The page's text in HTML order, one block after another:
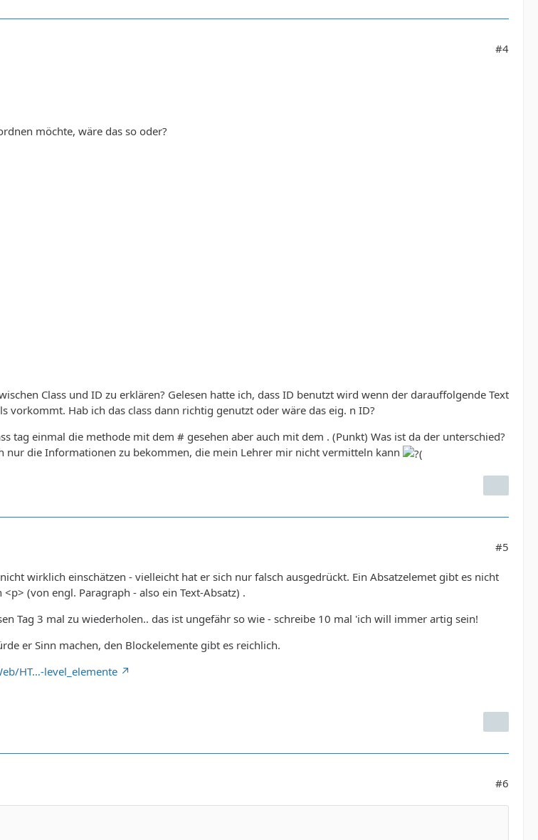
#4
möchte, wäre das so oder?
Class und ID zu erklären? Gelesen hatte ich, dass ID benutzt wird wenn der darauffolgende Text
vorkommt. Hab ich das class dann richtig genutzt oder wäre das eig. n ID?
tag einmal die methode mit dem # gesehen aber auch mit dem . (Punkt) Was ist da der unterschied?
nur die Informationen zu bekommen, die mein Lehrer mir nicht vermitteln kann
#5
wirklich einschätzen - vielleicht hat er sich nur falsch ausgedrückt. Ein Absatzelemet gibt es nicht
(von engl. Paragraph - also ein Text-Absatz) .
Tag 3 mal zu wiederholen.. das ist ungefähr so wie - schreibe 10 mal 'ich will immer artig sein!
er Sinn machen, den Blockelemente gibt es reichlich.
HT…-level_elemente
#6